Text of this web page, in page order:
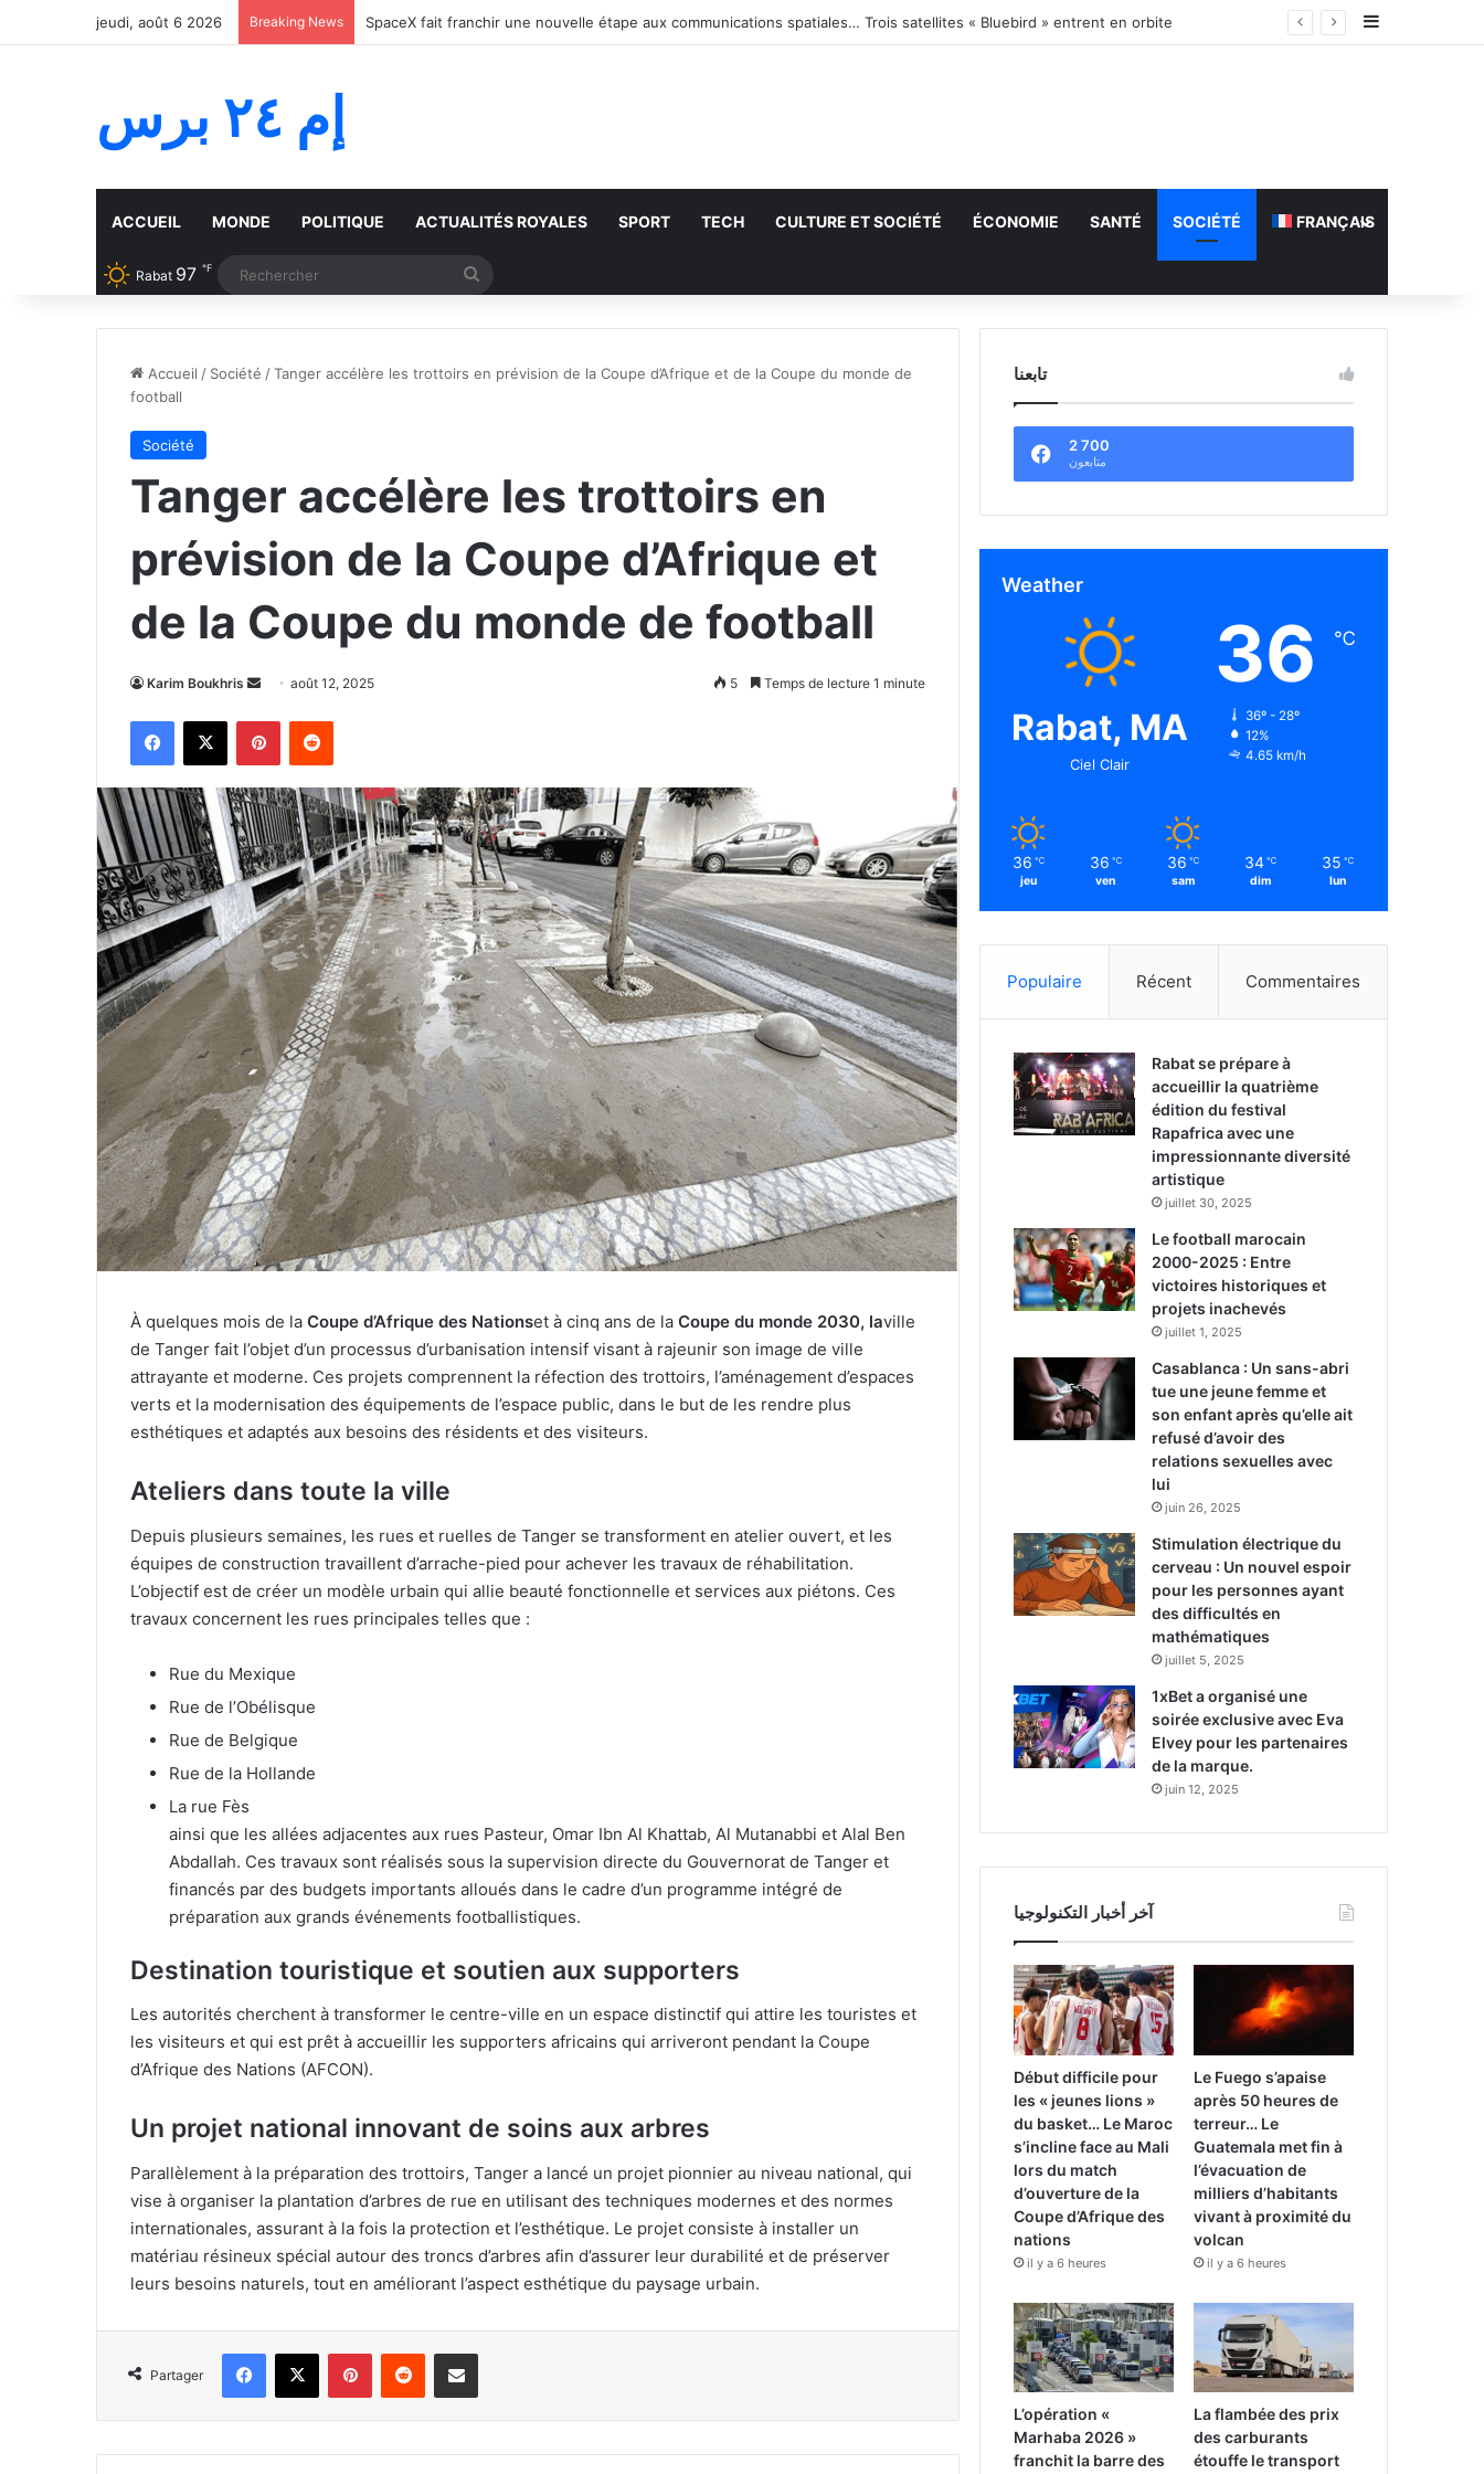
jeudi, août 6 2026 Breaking News SpaceX fait franchir une nouvelle étape aux communications spatiales… Trois satellites « Bluebird » entrent en orbite Sidebar
إم ٢٤ برس
ACCUEIL MONDE POLITIQUE ACTUALITÉS ROYALES SPORT TECH CULTURE ET SOCIÉTÉ ÉCONOMIE SANTÉ SOCIÉTÉ FRANÇAIS
Rabat 97 ℉
Accueil / Société /Tanger accélère les trottoirs en prévision de la Coupe d’Afrique et de la Coupe du monde de
football
Société
Tanger accélère les trottoirs en
prévision de la Coupe d’Afrique et
de la Coupe du monde de football
Karim Boukhris
Envoyer
courriel
août 12, 2025 5 Temps de lecture 1 minute
Facebook
X PinterestReddit
À quelques mois de la Coupe d’Afrique des Nationset à cinq ans de la Coupe du monde 2030, laville
de Tanger fait l’objet d’un processus d’urbanisation intensif visant à rajeunir son image de ville
attrayante et moderne. Ces projets comprennent la réfection des trottoirs, l’aménagement d’espaces
verts et la modernisation des équipements de l’espace public, dans le but de les rendre plus
esthétiques et adaptés aux besoins des résidents et des visiteurs.
Ateliers dans toute la ville
Depuis plusieurs semaines, les rues et ruelles de Tanger se transforment en atelier ouvert, et les
équipes de construction travaillent d’arrache-pied pour achever les travaux de réhabilitation.
L’objectif est de créer un modèle urbain qui allie beauté fonctionnelle et services aux piétons. Ces
travaux concernent les rues principales telles que :
Rue du Mexique
Rue de l’Obélisque
Rue de Belgique
Rue de la Hollande
La rue Fès
ainsi que les allées adjacentes aux rues Pasteur, Omar Ibn Al Khattab, Al Mutanabbi et Alal Ben
Abdallah. Ces travaux sont réalisés sous la supervision directe du Gouvernorat de Tanger et
financés par des budgets importants alloués dans le cadre d’un programme intégré de
préparation aux grands événements footballistiques.
Destination touristique et soutien aux supporters
Les autorités cherchent à transformer le centre-ville en un espace distinctif qui attire les touristes et
les visiteurs et qui est prêt à accueillir les supporters africains qui arriveront pendant la Coupe
d’Afrique des Nations (AFCON).
Un projet national innovant de soins aux arbres
Parallèlement à la préparation des trottoirs, Tanger a lancé un projet pionnier au niveau national, qui
vise à organiser la plantation d’arbres de rue en utilisant des techniques modernes et des normes
internationales, assurant à la fois la protection et l’esthétique. Le projet consiste à installer un
matériau résineux spécial autour des troncs d’arbres afin d’assurer leur durabilité et de préserver
leurs besoins naturels, tout en améliorant l’aspect esthétique du paysage urbain.
Partager
Facebook
X PinterestReddit Partager par email
تابعنا
2 700
متابعون
Weather
Rabat, MA
Ciel Clair
36 ℃
36º - 28º
12%
4.65 km/h
36 ℃
jeu
36 ℃
ven
36 ℃
sam
34 ℃
dim
35 ℃
lun
Populaire Récent Commentaires
Rabat se prépare à
accueillir la quatrième
édition du festival
Rapafrica avec une
impressionnante diversité
artistique
juillet 30, 2025
Le football marocain
2000-2025 : Entre
victoires historiques et
projets inachevés
juillet 1, 2025
Casablanca : Un sans-abri
tue une jeune femme et
son enfant après qu’elle ait
refusé d’avoir des
relations sexuelles avec
lui
juin 26, 2025
Stimulation électrique du
cerveau : Un nouvel espoir
pour les personnes ayant
des difficultés en
mathématiques
juillet 5, 2025
1xBet a organisé une
soirée exclusive avec Eva
Elvey pour les partenaires
de la marque.
juin 12, 2025
آخر أخبار التكنولوجيا
Début difficile pour
les « jeunes lions »
du basket… Le Maroc
s’incline face au Mali
lors du match
d’ouverture de la
Coupe d’Afrique des
nations
il y a 6 heures
Le Fuego s’apaise
après 50 heures de
terreur… Le
Guatemala met fin à
l’évacuation de
milliers d’habitants
vivant à proximité du
volcan
il y a 6 heures
L’opération «
Marhaba 2026 »
franchit la barre des
La flambée des prix
des carburants
étouffe le transport